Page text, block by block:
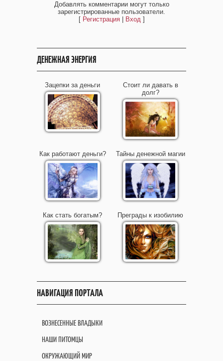
Добавлять комментарии могут только
зарегистрированные пользователи.
[ Регистрация| Вход]
ДЕНЕЖНАЯ ЭНЕРГИЯ
Зацепки за деньги
Стоит ли давать в
долг?
Как работают деньги? Тайны денежной магии
Как стать богатым? Преграды к изобилию
НАВИГАЦИЯ ПОРТАЛА
ВОЗНЕСЕННЫЕ ВЛАДЫКИ
НАШИ ПИТОМЦЫ
ОКРУЖАЮЩИЙ МИР